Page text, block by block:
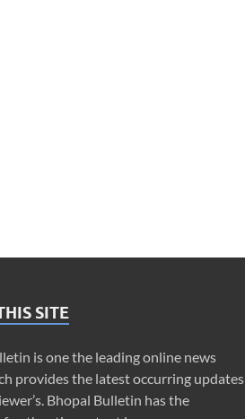
SITE
is one the leading online news
provides the latest occurring updates
Bhopal Bulletin has the